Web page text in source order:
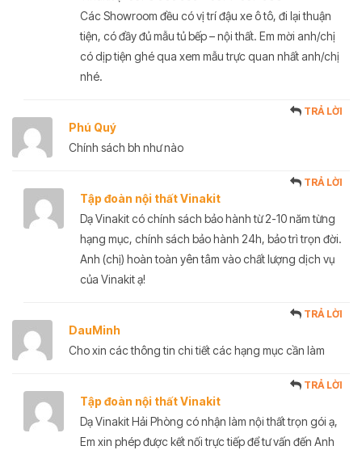
Các Showroom đều có vị trí đậu xe ô tô, đi lại thuận
tiện, có đầy đủ mẫu tủ bếp – nội thất. Em mời anh/chị
có dịp tiện ghé qua xem mẫu trực quan nhất anh/chị
nhé.
Phú Quý
TRẢ LỜI
Chính sách bh như nào
Tập đoàn nội thất Vinakit
TRẢ LỜI
Dạ Vinakit có chính sách bảo hành từ 2-10 năm từng
hạng mục, chính sách bảo hành 24h, bảo trì trọn đời.
Anh (chị) hoàn toàn yên tâm vào chất lượng dịch vụ
của Vinakit ạ!
DauMinh
TRẢ LỜI
Cho xin các thông tin chi tiết các hạng mục cần làm
Tập đoàn nội thất Vinakit
TRẢ LỜI
Dạ Vinakit Hải Phòng có nhận làm nội thất trọn gói ạ,
Em xin phép được kết nối trực tiếp để tư vấn đến Anh